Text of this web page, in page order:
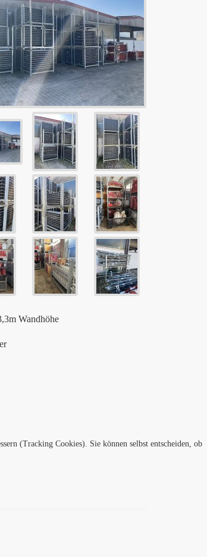
Wandhöhe
(Tracking Cookies). Sie können selbst entscheiden, ob